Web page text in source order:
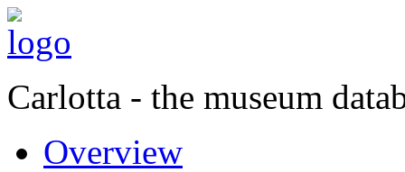
Carlotta - the museum
Overview